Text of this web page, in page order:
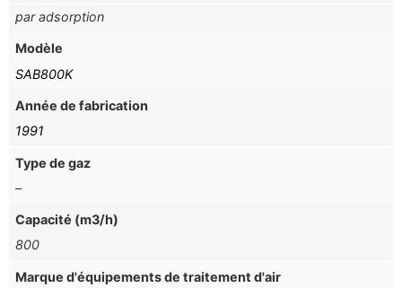
par adsorption
Modèle
SAB800K
Année de fabrication
1991
Type de gaz
–
Capacité (m3/h)
800
Marque d'équipements de traitement d'air